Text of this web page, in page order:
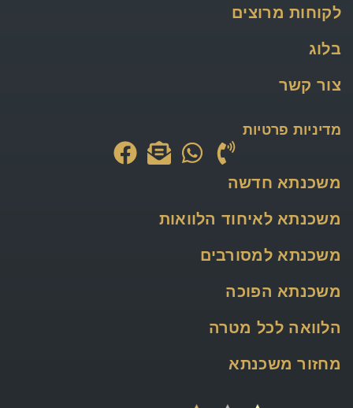
לקוחות מרוצים
בלוג
צור קשר
מדיניות פרטיות
משכנתא חדשה
משכנתא לאיחוד הלוואות
משכנתא למסורבים
משכנתא הפוכה
הלוואה לכל מטרה
מחזור משכנתא